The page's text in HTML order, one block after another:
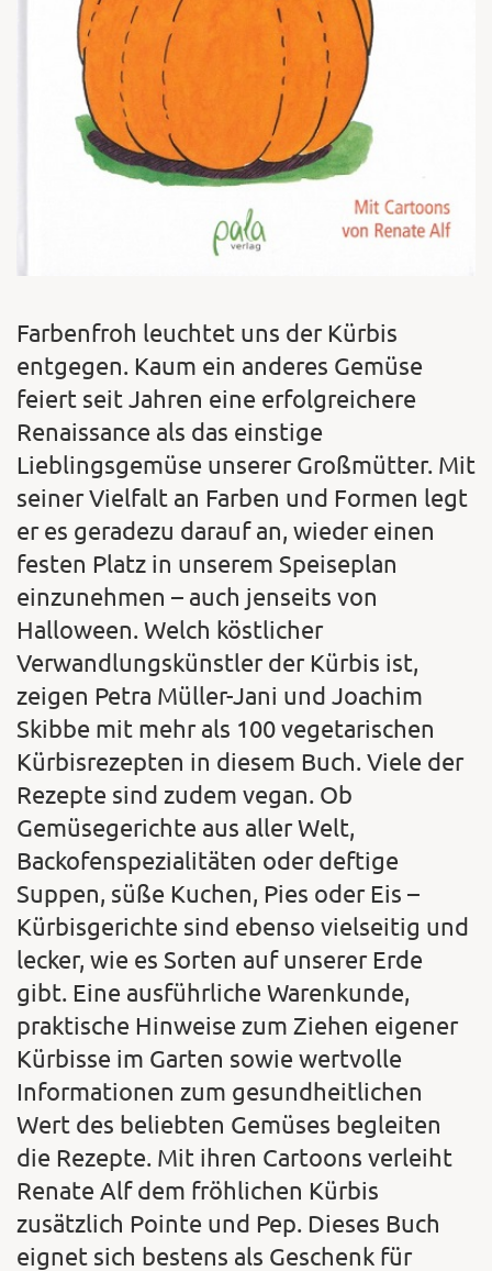
Farbenfroh leuchtet uns der Kürbis
entgegen. Kaum ein anderes Gemüse
feiert seit Jahren eine erfolgreichere
Renaissance als das einstige
Lieblingsgemüse unserer Großmütter. Mit
seiner Vielfalt an Farben und Formen legt
er es geradezu darauf an, wieder einen
festen Platz in unserem Speiseplan
einzunehmen – auch jenseits von
Halloween. Welch köstlicher
Verwandlungskünstler der Kürbis ist,
zeigen Petra Müller-Jani und Joachim
Skibbe mit mehr als 100 vegetarischen
Kürbisrezepten in diesem Buch. Viele der
Rezepte sind zudem vegan. Ob
Gemüsegerichte aus aller Welt,
Backofenspezialitäten oder deftige
Suppen, süße Kuchen, Pies oder Eis –
Kürbisgerichte sind ebenso vielseitig und
lecker, wie es Sorten auf unserer Erde
gibt. Eine ausführliche Warenkunde,
praktische Hinweise zum Ziehen eigener
Kürbisse im Garten sowie wertvolle
Informationen zum gesundheitlichen
Wert des beliebten Gemüses begleiten
die Rezepte. Mit ihren Cartoons verleiht
Renate Alf dem fröhlichen Kürbis
zusätzlich Pointe und Pep. Dieses Buch
eignet sich bestens als Geschenk für